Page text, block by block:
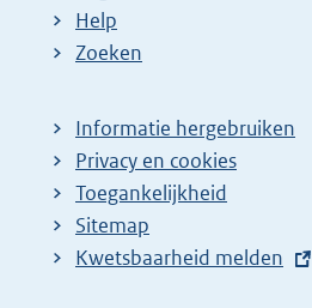
Help
Zoeken
Informatie hergebruiken
Privacy en cookies
Toegankelijkheid
Sitemap
E
Kwetsbaarheid melden